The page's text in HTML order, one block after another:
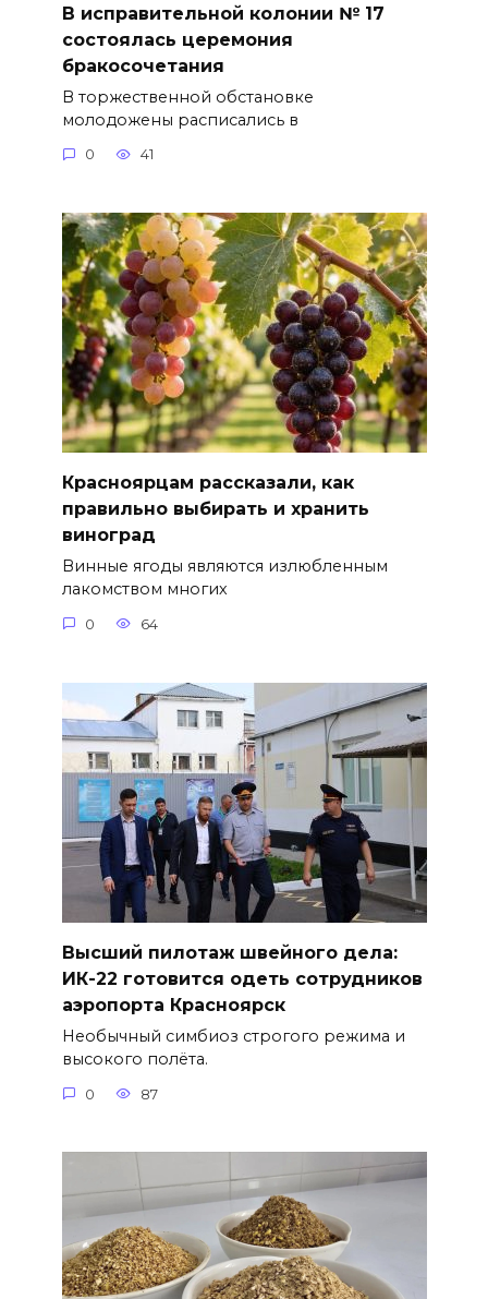
В исправительной колонии № 17
состоялась церемония
бракосочетания
В торжественной обстановке
молодожены расписались в
0 41
Красноярцам рассказали, как
правильно выбирать и хранить
виноград
Винные ягоды являются излюбленным
лакомством многих
0 64
Высший пилотаж швейного дела:
ИК-22 готовится одеть сотрудников
аэропорта Красноярск
Необычный симбиоз строгого режима и
высокого полёта.
0 87